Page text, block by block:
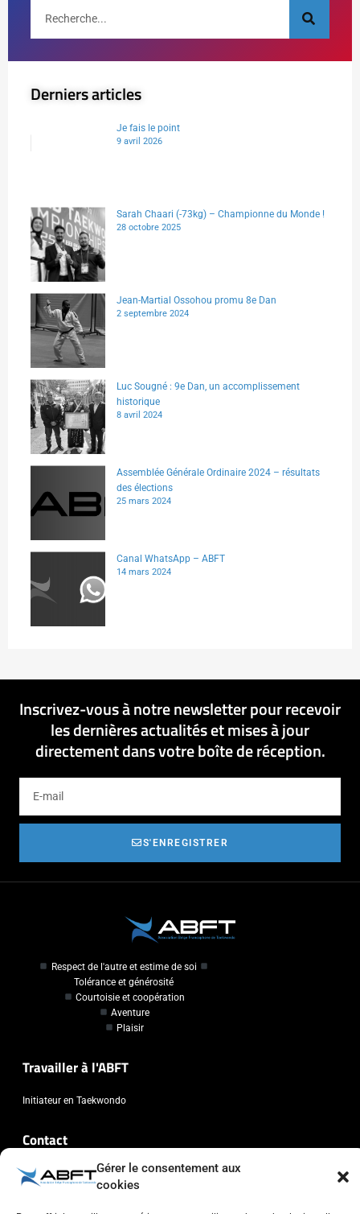
Gérer le consentement aux
cookies
Derniers articles
Je fais le point
9 avril 2026
Sarah Chaari (-73kg) – Championne du Monde !
28 octobre 2025
Jean-Martial Ossohou promu 8e Dan
2 septembre 2024
Luc Sougné : 9e Dan, un accomplissement
historique
8 avril 2024
Assemblée Générale Ordinaire 2024 – résultats
des élections
25 mars 2024
Canal WhatsApp – ABFT
14 mars 2024
Inscrivez-vous à notre newsletter pour recevoir
les dernières actualités et mises à jour
directement dans votre boîte de réception.
S'ENREGISTRER
Respect de l'autre et estime de soi
Tolérance et générosité
Courtoisie et coopération
Aventure
Plaisir
Travailler à l'ABFT
Initiateur en Taekwondo
Contact
Association Belge Francophone de Taekwondo